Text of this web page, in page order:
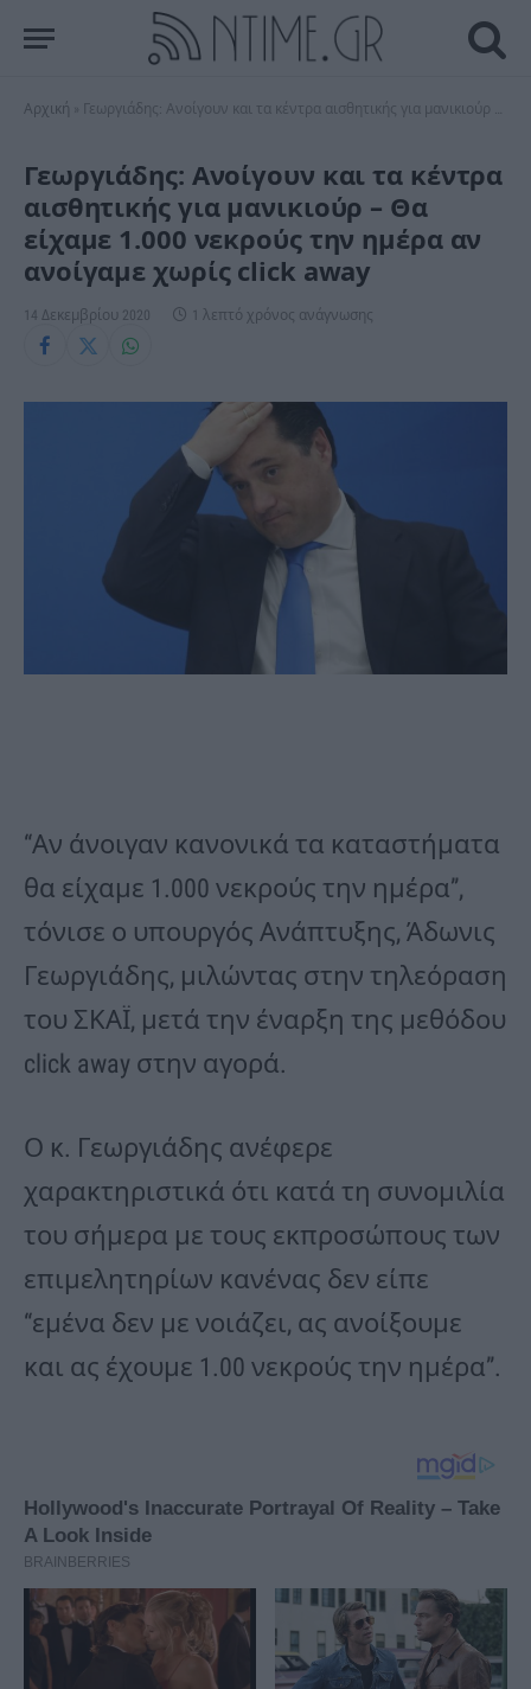
Αρχική Γεωργιάδης: Ανοίγουν και τα κέντρα αισθητικής για μανικιούρ – Θα είχαμε 1.000 νεκρούς την ημέρα αν ανοίγαμε χωρίς click away
Γεωργιάδης: Ανοίγουν και τα κέντρα
αισθητικής για μανικιούρ – Θα
είχαμε 1.000 νεκρούς την ημέρα αν
ανοίγαμε χωρίς click away
14 Δεκεμβρίου 2020 1 λεπτό χρόνος ανάγνωσης
“Αν άνοιγαν κανονικά τα καταστήματα
θα είχαμε 1.000 νεκρούς την ημέρα”,
τόνισε ο υπουργός Ανάπτυξης, Άδωνις
Γεωργιάδης, μιλώντας στην τηλεόραση
του ΣΚΑΪ, μετά την έναρξη της μεθόδου
click away στην αγορά.
Ο κ. Γεωργιάδης ανέφερε
χαρακτηριστικά ότι κατά τη συνομιλία
του σήμερα με τους εκπροσώπους των
επιμελητηρίων κανένας δεν είπε
“εμένα δεν με νοιάζει, ας ανοίξουμε
και ας έχουμε 1.00 νεκρούς την ημέρα”.